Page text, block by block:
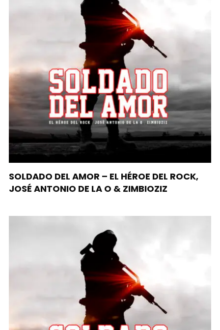
SOLDADO DEL AMOR – EL HÉROE DEL ROCK,
JOSÉ ANTONIO DE LA O & ZIMBIOZIZ